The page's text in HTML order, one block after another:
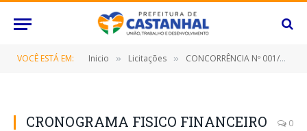
VOCÊ ESTÁ EM: Inicio » Licitações » CONCORRÊNCIA Nº 001/2023 (Prestação de serviço de drenagem e pavimentação asfáltica de vias urbanas no Bairro Santa Catarina)
CRONOGRAMA FISICO FINANCEIRO 0